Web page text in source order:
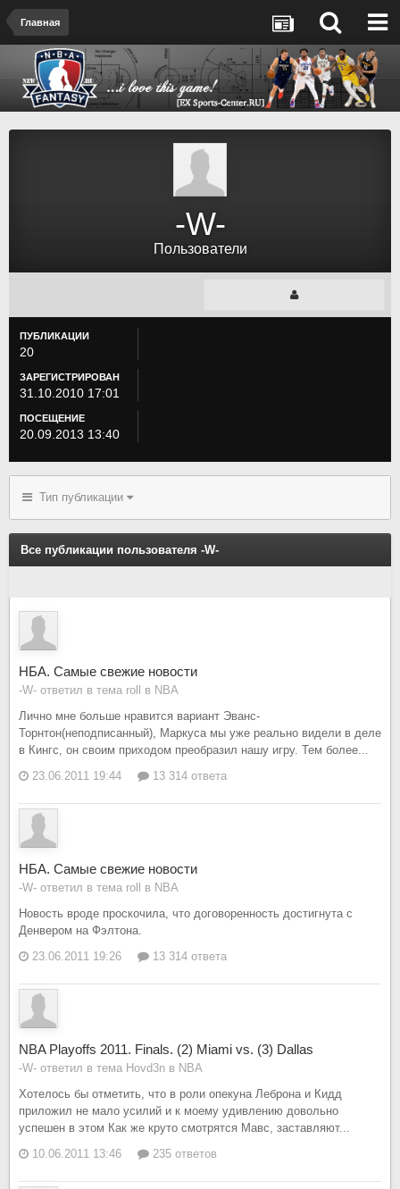
Главная
-W-
Пользователи
ПУБЛИКАЦИИ
20
ЗАРЕГИСТРИРОВАН
31.10.2010 17:01
ПОСЕЩЕНИЕ
20.09.2013 13:40
Тип публикации
Все публикации пользователя -W-
НБА. Самые свежие новости
-W- ответил в тема roll в NBA
Лично мне больше нравится вариант Эванс-
Торнтон(неподписанный), Маркуса мы уже реально видели в деле
в Кингс, он своим приходом преобразил нашу игру. Тем более...
23.06.2011 19:44
13 314 ответа
НБА. Самые свежие новости
-W- ответил в тема roll в NBA
Новость вроде проскочила, что договоренность достигнута с
Денвером на Фэлтона.
23.06.2011 19:26
13 314 ответа
NBA Playoffs 2011. Finals. (2) Miami vs. (3) Dallas
-W- ответил в тема Hovd3n в NBA
Хотелось бы отметить, что в роли опекуна Леброна и Кидд
приложил не мало усилий и к моему удивлению довольно
успешен в этом Как же круто смотрятся Мавс, заставляют...
10.06.2011 13:46
235 ответов